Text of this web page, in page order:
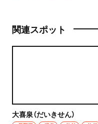
関連スポット
大喜泉（だいきせん）